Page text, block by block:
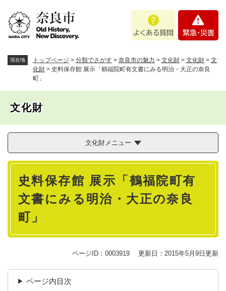
。
あ
問
・
現在地 トップページ > 分類でさがす > 奈良市の魅力 > 文化財 > 文化財 > 文
化財 > 史料保存館 展示「鶴福院町有文書にみる明治・大正の奈良
町」
文化財
文化財メニュー
本
史料保存館 展示「鶴福院町有
文書にみる明治・大正の奈良
町」
ページID：0003919 更新日：2015年5月9日更新
ページ内目次